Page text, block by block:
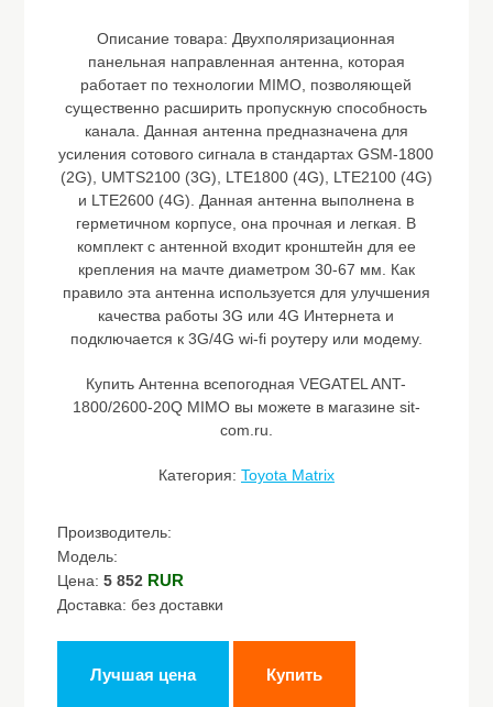
Описание товара: Двухполяризационная
панельная направленная антенна, которая
работает по технологии MIMO, позволяющей
существенно расширить пропускную способность
канала. Данная антенна предназначена для
усиления сотового сигнала в стандартах GSM-1800
(2G), UMTS2100 (3G), LTE1800 (4G), LTE2100 (4G)
и LTE2600 (4G). Данная антенна выполнена в
герметичном корпусе, она прочная и легкая. В
комплект с антенной входит кронштейн для ее
крепления на мачте диаметром 30-67 мм. Как
правило эта антенна используется для улучшения
качества работы 3G или 4G Интернета и
подключается к 3G/4G wi-fi роутеру или модему.
Купить Антенна всепогодная VEGATEL ANT-
1800/2600-20Q MIMO вы можете в магазине sit-
com.ru.
Категория: Toyota Matrix
Производитель:
Модель:
Цена:5 852 RUR
Доставка: без доставки
Лучшая цена Купить